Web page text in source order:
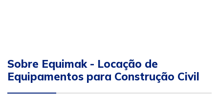
Sobre Equimak - Locação de
Equipamentos para Construção Civil